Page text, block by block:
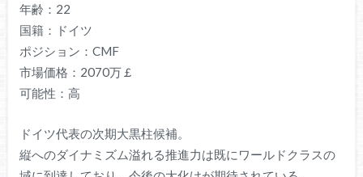
年齢：22
国籍：ドイツ
ポジション：CMF
市場価格：2070万￡
可能性：高
ドイツ代表の次期大黒柱候補。
縦へのダイナミズム溢れる推進力は既にワールドクラスの